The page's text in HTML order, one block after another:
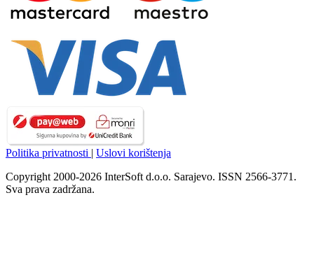
Politika privatnosti
Uslovi korištenja
Copyright 2000-2026 InterSoft d.o.o. Sarajevo. ISSN 2566-3771.
Sva prava zadržana.